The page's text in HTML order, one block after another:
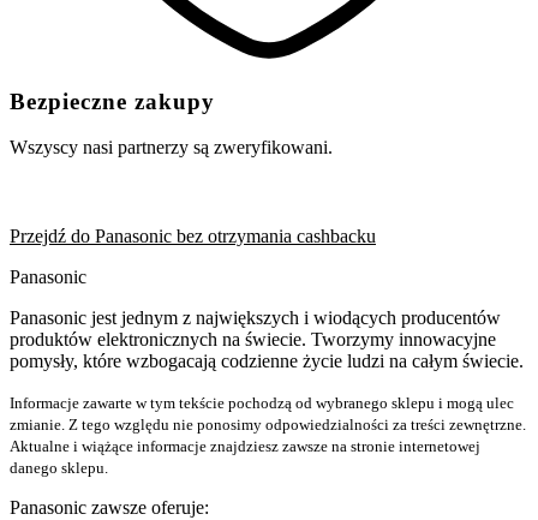
Bezpieczne zakupy
Wszyscy nasi partnerzy są zweryfikowani.
Przejdź do Panasonic bez otrzymania cashbacku
Panasonic
Panasonic jest jednym z największych i wiodących producentów
produktów elektronicznych na świecie. Tworzymy innowacyjne
pomysły, które wzbogacają codzienne życie ludzi na całym świecie.
Informacje zawarte w tym tekście pochodzą od wybranego sklepu i mogą ulec
zmianie. Z tego względu nie ponosimy odpowiedzialności za treści zewnętrzne.
Aktualne i wiążące informacje znajdziesz zawsze na stronie internetowej
danego sklepu.
Panasonic zawsze oferuje: